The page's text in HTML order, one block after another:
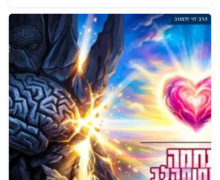
הרב לוי זלמנוב